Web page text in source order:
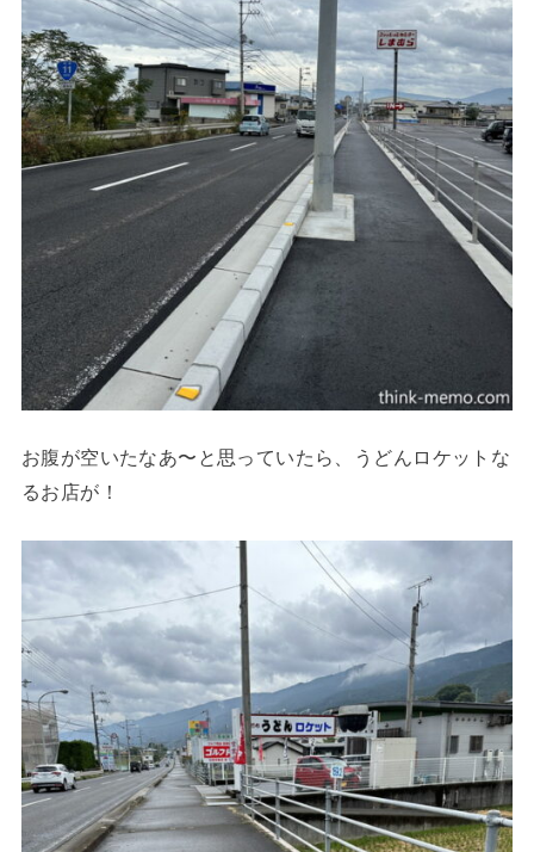
お腹が空いたなあ〜と思っていたら、うどんロケットな
るお店が！